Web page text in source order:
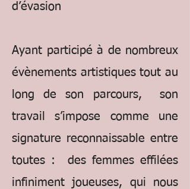
d’évasion
Ayant participé à de nombreux
évènements artistiques tout au
long de son parcours, son
travail s’impose comme une
signature reconnaissable entre
toutes : des femmes effilées
infiniment joueuses, qui nous